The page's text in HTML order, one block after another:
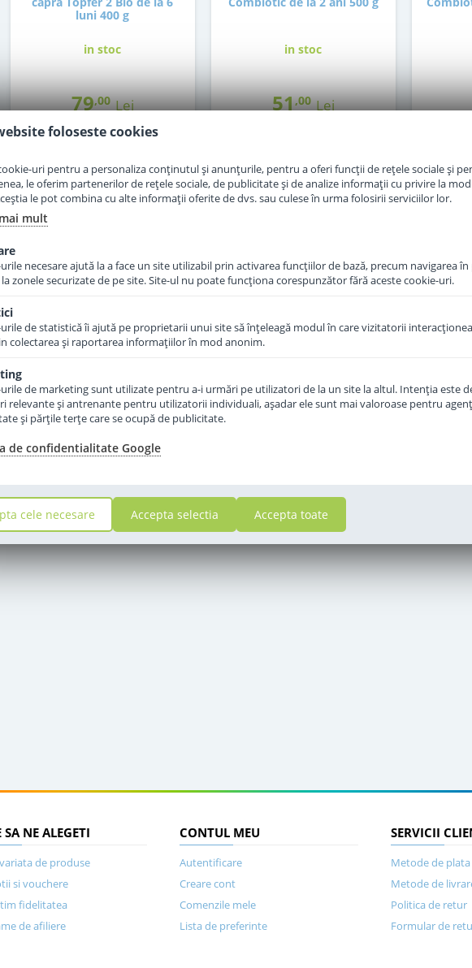
luni 400 g
in stoc
79,00 Lei
in stoc
51,00 Lei
SA NE ALEGETI
de produse
si vouchere
fidelitatea
de afiliere
CONTUL MEU
Autentificare
Creare cont
Comenzile mele
Lista de preferinte
SERVICII
Metode de plata
Metode de
Politica de retur
Formular de
foloseste cookies
uri pentru a personaliza conținutul și anunțurile, pentru a oferi funcții de rețele sociale și
le oferim partenerilor de rețele sociale, de publicitate și de analize informații cu privire la
le pot combina cu alte informații oferite de dvs. sau culese în urma folosirii serviciilor lor.
mult
necesare ajută la a face un site utilizabil prin activarea funcţiilor de bază, precum navigarea în
la zonele securizate de pe site. Site-ul nu poate funcţiona corespunzător fără aceste cookie-uri.
de statistică îi ajută pe proprietarii unui site să înţeleagă modul în care vizitatorii
colectarea şi raportarea informaţiilor în mod anonim.
de marketing sunt utilizate pentru a-i urmări pe utilizatori de la un site la altul. Intenţia este
relevante şi antrenante pentru utilizatorii individuali, aşadar ele sunt mai valoroase pentru
şi părţile terţe care se ocupă de publicitate.
de confidentialitate Google
cele necesare Accepta selectia Accepta toate